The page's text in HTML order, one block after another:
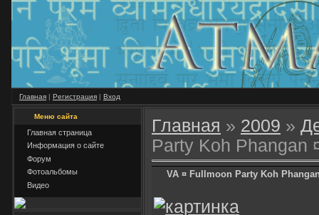
Главная | Регистрация | Вход
Меню сайта
Главная страница
Информация о сайте
Форум
Фотоальбомы
Видео
Главная » 2009 »
Party Koh Phangan
VA ¤ Fullmoon Party Koh